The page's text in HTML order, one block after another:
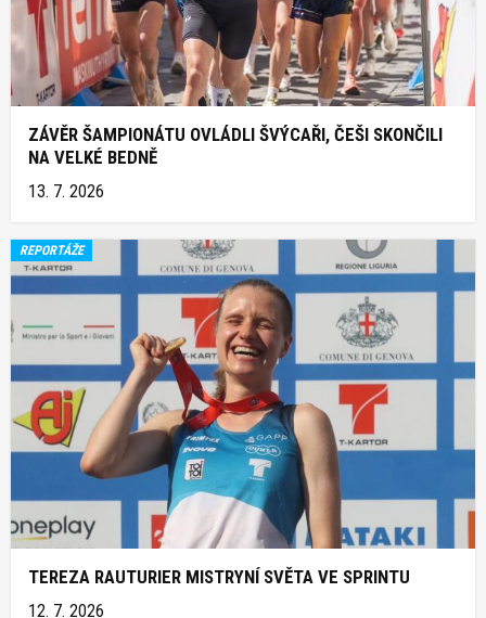
ZÁVĚR ŠAMPIONÁTU OVLÁDLI ŠVÝCAŘI, ČEŠI SKONČILI
NA VELKÉ BEDNĚ
13. 7. 2026
REPORTÁŽE
TEREZA RAUTURIER MISTRYNÍ SVĚTA VE SPRINTU
12. 7. 2026